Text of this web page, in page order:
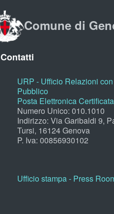
Comune di
Contatti
URP - Ufficio Relazioni
Pubblico
Posta Elettronica Certificata
Numero Unico: 010.1010
Indirizzo: Via Garibaldi 9,
Tursi, 16124 Genova
P. Iva: 00856930102
Ufficio stampa - Press